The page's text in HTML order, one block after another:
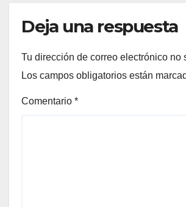
Deja una respuesta
Tu dirección de correo electrónico no
Los campos obligatorios están
Comentario *